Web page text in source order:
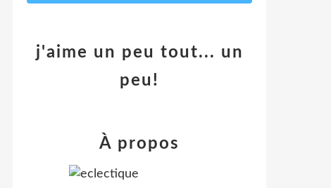
j'aime un peu tout... un
peu!
À propos